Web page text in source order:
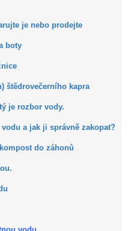
je nebo prodejte
boty
štědrovečerního kapra
je rozbor vody.
a jak ji správně zakopat?
do záhonů